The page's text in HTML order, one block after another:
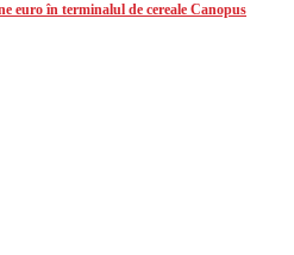
euro în terminalul de cereale Canopus